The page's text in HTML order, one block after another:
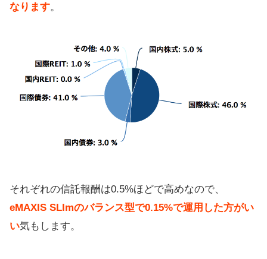
なります。
それぞれの信託報酬は0.5%ほどで高めなので、
eMAXIS SLImのバランス型で0.15%で運用した方がい
い気もします。